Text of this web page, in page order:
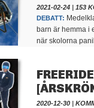
2021-02-24 | 153
DEBATT:
barn är hemma i
när skolorna
2020-12-30 |